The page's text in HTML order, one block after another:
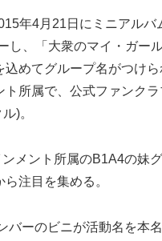
年4月21日にミニアルバ
し、「大衆のマイ・ガー
込めてグループ名がつけ
ト所属で、公式ファンクラ
)。
メント所属のB1A4の妹
注目を集める。
バーのビニが活動名を本